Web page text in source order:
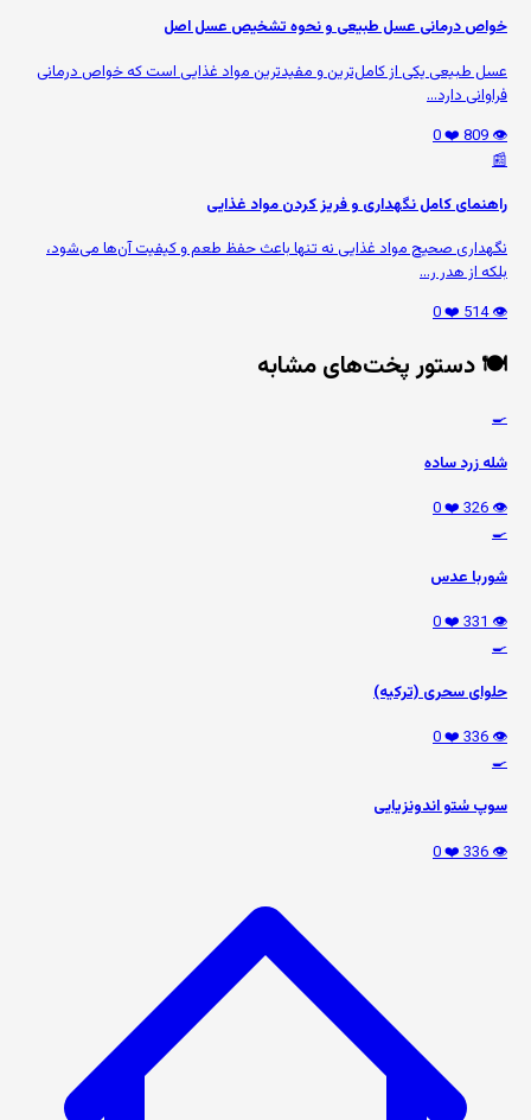
خواص درمانی عسل طبیعی و نحوه تشخیص عسل اصل
عسل طبیعی یکی از کامل‌ترین و مفیدترین مواد غذایی است که خواص درمانی
فراوانی دارد...
👁️ 809
❤️ 0
📰
راهنمای کامل نگهداری و فریز کردن مواد غذایی
نگهداری صحیح مواد غذایی نه تنها باعث حفظ طعم و کیفیت آن‌ها می‌شود،
بلکه از هدر ر...
👁️ 514
❤️ 0
🍽️ دستور پخت‌های مشابه
🍳
شله زرد ساده
👁️ 326
❤️ 0
🍳
شوربا عدس
👁️ 331
❤️ 0
🍳
حلوای سحری (ترکیه)
👁️ 336
❤️ 0
🍳
سوپ سُتو اندونزیایی
👁️ 336
❤️ 0